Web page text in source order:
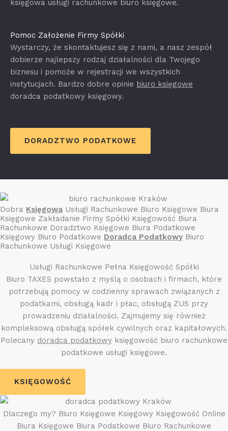
księgowa usługi rachunkowe biuro księgowe.
Pomoc Założenie Firmy Spółki
Wystarczy, że skontaktujesz się z nami, a nasz zespół
dobierze najlepszy rodzaj działalności dla Twojego
biznesu i pomoże w rejestracji we wszystkich
instytucjach. Bardzo dobre opinie biuro księgowe
doradca podatkowy księgowy.
DORADZTWO PODATKOWE
Dobra Księgowa Usługi Rachunkowe Biuro Księgowe Biura
Księgowe Zakładanie Firmy Spółki Księgowość Biura
Rachunkowe Doradztwo Księgowe Biura Podatkowe
Księgowy Biuro Podatkowe Doradca Podatkowy Biuro
Rachunkowe Usługi Księgowe
Usługi Rachunkowe Pełna Księgowość Spółki
Biuro TAXES powstało z myślą o osobach i firmach, które
potrzebują pomocy w codzienny sprawach związanych z
podatkami, obsługą kadr i płac, obsługą ZUS przy
prowadzeniu działalności. Zajmujemy się również
kompleksową obsługą spółek cywilnych oraz kapitałowych.
Polecany doradca podatkowy księgowość biuro rachunkowe
podatkowe usługi księgowe.
KSIĘGOWOŚĆ
Dlaczego my? Biuro Księgowe Księgowy Księgowość Online
Biura Księgowe Biura Podatkowe Biuro Rachunkowe